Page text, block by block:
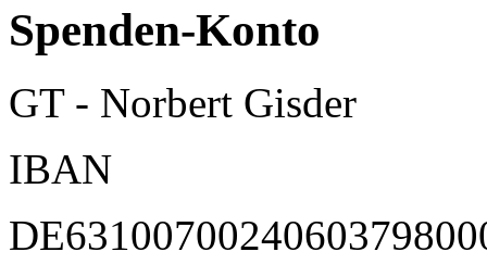
Spenden-Konto
GT - Norbert Gisder
IBAN